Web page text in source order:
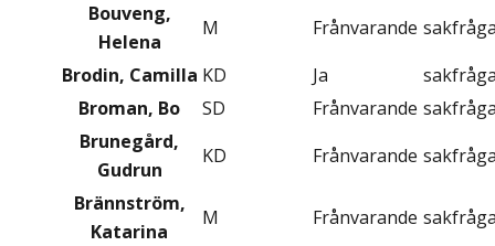
Bouveng,
Helena
M Frånvarande
Brodin, Camilla KD Ja
Broman, Bo
SD Frånvarande
Brunegård,
Gudrun
KD Frånvarande
Brännström,
Katarina
M Frånvarande